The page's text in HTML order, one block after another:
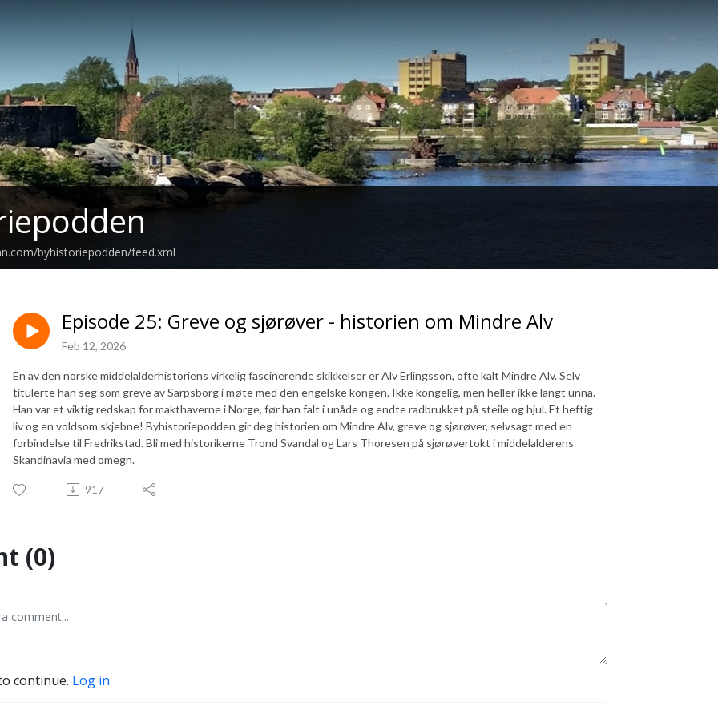
byhistoriepodden/feed.xml
Episode 25: Greve og sjørøver - historien om Mindre Alv
Feb 12, 2026
En av den norske middelalderhistoriens virkelig fascinerende skikkelser er Alv Erlingsson, ofte kalt Mindre Alv. Selv
titulerte han seg som greve av Sarpsborg i møte med den engelske kongen. Ikke kongelig, men heller ikke langt unna.
Han var et viktig redskap for makthaverne i Norge, før han falt i unåde og endte radbrukket på steile og hjul. Et heftig
liv og en voldsom skjebne! Byhistoriepodden gir deg historien om Mindre Alv, greve og sjørøver, selvsagt med en
forbindelse til Fredrikstad. Bli med historikerne Trond Svandal og Lars Thoresen på sjørøvertokt i middelalderens
Skandinavia med omegn.
917
(0)
continue. Log in